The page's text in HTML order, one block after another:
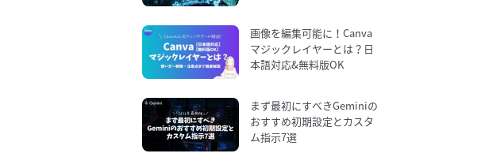
画像を編集可能に！Canva
マジックレイヤーとは？日
本語対応&無料版OK
まず最初にすべきGeminiの
おすすめ初期設定とカスタ
ム指示7選